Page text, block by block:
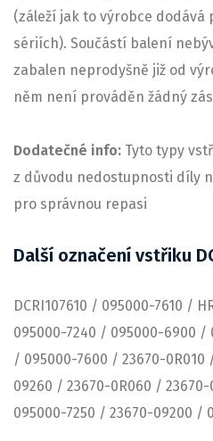
(záleží jak to výrobce dodává
sériích). Součástí balení
zabalen neprodyšně již od
něm není prováděn žádný
Dodatečné info: Tyto typy
z důvodu nedostupnosti díly
pro správnou repasi
Další označení vstřiku
DCRI107610 / 095000-7610 /
095000-7240 / 095000-6900 /
/ 095000-7600 / 23670-0R010
09260 / 23670-0R060 /
095000-7250 / 23670-09200 /